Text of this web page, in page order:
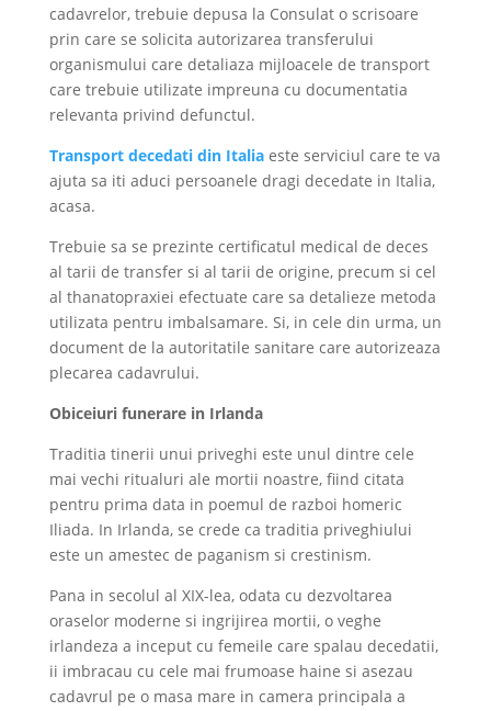
cadavrelor, trebuie depusa la Consulat o scrisoare
prin care se solicita autorizarea transferului
organismului care detaliaza mijloacele de transport
care trebuie utilizate impreuna cu documentatia
relevanta privind defunctul.
Transport decedati din Italia este serviciul care te va
ajuta sa iti aduci persoanele dragi decedate in Italia,
acasa.
Trebuie sa se prezinte certificatul medical de deces
al tarii de transfer si al tarii de origine, precum si cel
al thanatopraxiei efectuate care sa detalieze metoda
utilizata pentru imbalsamare. Si, in cele din urma, un
document de la autoritatile sanitare care autorizeaza
plecarea cadavrului.
Obiceiuri funerare in Irlanda
Traditia tinerii unui priveghi este unul dintre cele
mai vechi ritualuri ale mortii noastre, fiind citata
pentru prima data in poemul de razboi homeric
Iliada. In Irlanda, se crede ca traditia priveghiului
este un amestec de paganism si crestinism.
Pana in secolul al XIX-lea, odata cu dezvoltarea
oraselor moderne si ingrijirea mortii, o veghe
irlandeza a inceput cu femeile care spalau decedatii,
ii imbracau cu cele mai frumoase haine si asezau
cadavrul pe o masa mare in camera principala a